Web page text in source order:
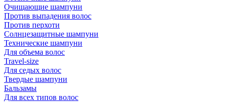
Очищающие шампуни
Против выпадения волос
Против перхоти
Солнцезащитные шампуни
Технические шампуни
Для объема волос
Travel-size
Для седых волос
Твердые шампуни
Бальзамы
Для всех типов волос